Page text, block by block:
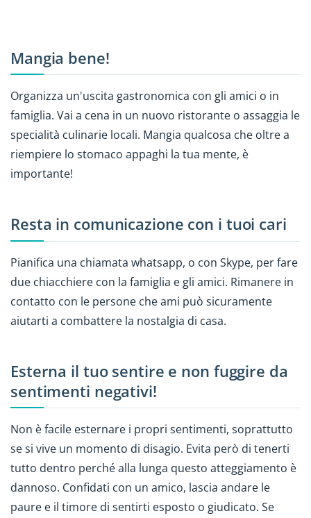
Mangia bene!
Organizza un'uscita gastronomica con gli amici o in
famiglia. Vai a cena in un nuovo ristorante o assaggia le
specialità culinarie locali. Mangia qualcosa che oltre a
riempiere lo stomaco appaghi la tua mente, è
importante!
Resta in comunicazione con i tuoi cari
Pianifica una chiamata whatsapp, o con Skype, per fare
due chiacchiere con la famiglia e gli amici. Rimanere in
contatto con le persone che ami può sicuramente
aiutarti a combattere la nostalgia di casa.
Esterna il tuo sentire e non fuggire da
sentimenti negativi!
Non è facile esternare i propri sentimenti, soprattutto
se si vive un momento di disagio. Evita però di tenerti
tutto dentro perché alla lunga questo atteggiamento è
dannoso. Confidati con un amico, lascia andare le
paure e il timore di sentirti esposto o giudicato. Se